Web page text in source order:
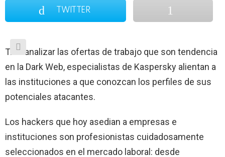
TWITTER
Tras analizar las ofertas de trabajo que son tendencia
en la Dark Web, especialistas de Kaspersky alientan a
las instituciones a que conozcan los perfiles de sus
potenciales atacantes.
Los hackers que hoy asedian a empresas e
instituciones son profesionistas cuidadosamente
seleccionados en el mercado laboral: desde